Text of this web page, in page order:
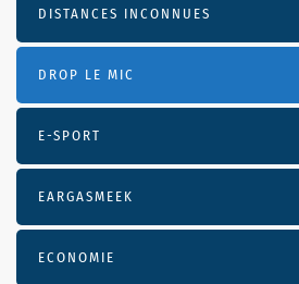
DISTANCES INCONNUES
DROP LE MIC
E-SPORT
EARGASMEEK
ECONOMIE